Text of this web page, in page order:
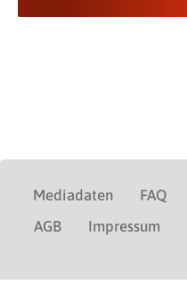
Mediadaten FAQ
AGB
Impressum